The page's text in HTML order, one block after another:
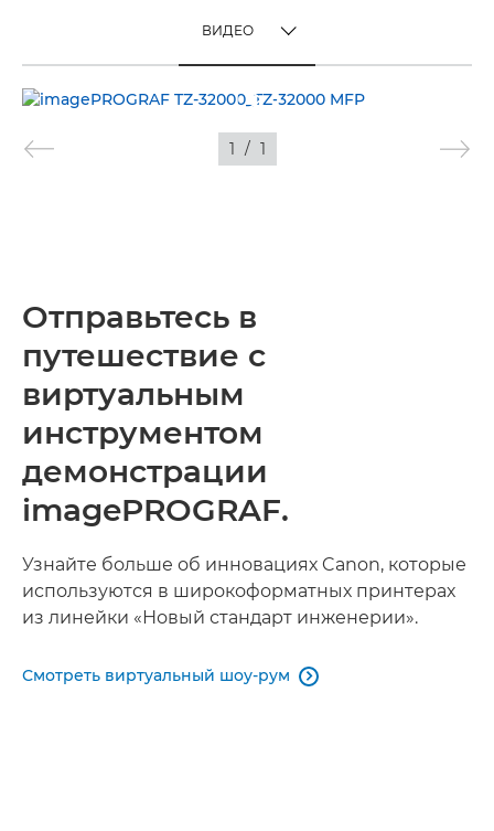
ВИДЕО
ВИДЕО
ИЗОБРАЖЕНИЯ
1 / 1
Отправьтесь в
путешествие с
виртуальным
инструментом
демонстрации
imagePROGRAF.
Узнайте больше об инновациях Canon, которые
используются в широкоформатных принтерах
из линейки «Новый стандарт инженерии».
Смотреть виртуальный шоу-рум 